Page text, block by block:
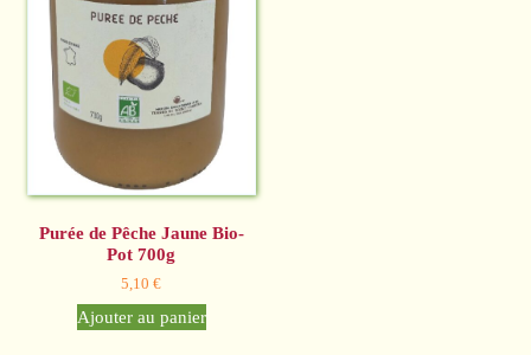
Purée de Pêche Jaune Bio-
Pot 700g
5,10€
Ajouter au panier